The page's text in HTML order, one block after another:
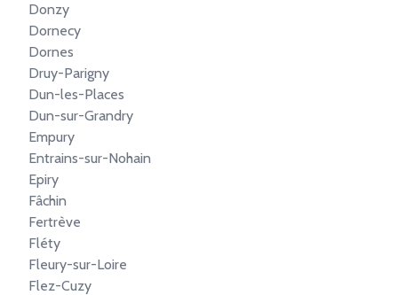
Donzy
Dornecy
Dornes
Druy-Parigny
Dun-les-Places
Dun-sur-Grandry
Empury
Entrains-sur-Nohain
Epiry
Fâchin
Fertrève
Fléty
Fleury-sur-Loire
Flez-Cuzy